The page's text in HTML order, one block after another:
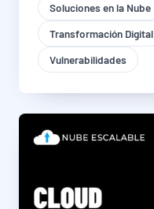
Soluciones en la Nube
Transformación Digital
Vulnerabilidades